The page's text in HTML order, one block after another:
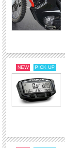
NEW PICK UP